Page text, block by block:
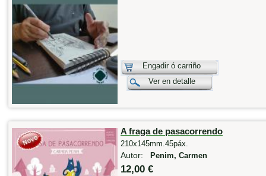
Engadir ó carriño
Ver en detalle
A fraga de pasacorrendo
210x145mm.45páx.
Autor: Penim, Carmen
12,00 €